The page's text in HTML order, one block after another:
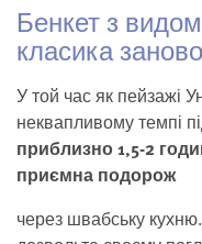
Бенкет з
класика
У той час як пейзажі
неквапливому темпі
приблизно 1,5-2
приємна подорож
через швабську